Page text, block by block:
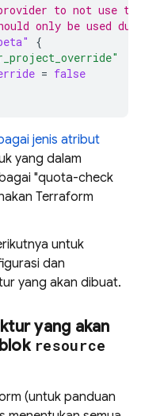
to not use the
only be used
{
= false
jenis atribut
yang dalam
"quota-check
Terraform
untuk
dan
yang akan dibuat.
yang akan
resource
(untuk panduan